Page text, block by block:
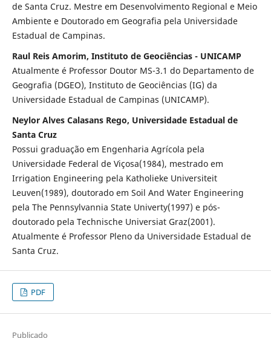
de Santa Cruz. Mestre em Desenvolvimento Regional e Meio
Ambiente e Doutorado em Geografia pela Universidade
Estadual de Campinas.
Raul Reis Amorim, Instituto de Geociências - UNICAMP
Atualmente é Professor Doutor MS-3.1 do Departamento de
Geografia (DGEO), Instituto de Geociências (IG) da
Universidade Estadual de Campinas (UNICAMP).
Neylor Alves Calasans Rego, Universidade Estadual de
Santa Cruz
Possui graduação em Engenharia Agrícola pela
Universidade Federal de Viçosa(1984), mestrado em
Irrigation Engineering pela Katholieke Universiteit
Leuven(1989), doutorado em Soil And Water Engineering
pela The Pennsylvannia State Univerty(1997) e pós-
doutorado pela Technische Universiat Graz(2001).
Atualmente é Professor Pleno da Universidade Estadual de
Santa Cruz.
PDF
Publicado